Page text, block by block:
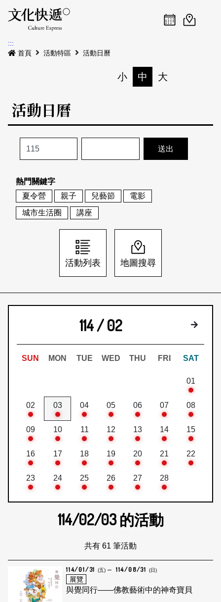
Menu
最新公告
本期專題
歷史專題
活動特區
活動列表
地圖搜尋
關於我們
關於我們
刊物索取地點
會員基本資料
刊登活動
網站導覽 English
日本語 登入/註冊
活動日曆活動地圖
:::
首頁
活動特區 活動日曆
小 中 大
活動日曆
熱門關鍵字
夏令營
親子 兒藝節
電影
城市生活圈
講座
活動列表 地圖搜尋
114 / 02 下個月
SUN MON TUE WED THU FRI SAT
01
02 03 04 05 06 07 08
09 10 11 12 13 14 15
16 17 18 19 20 21 22
23 24 25 26 27 28
114/02/03的活動
共有 61 筆活動
114/01/31 (五) 114/08/31 (日)
展覽
與覺同行——佛教藝術中的神奇寶貝